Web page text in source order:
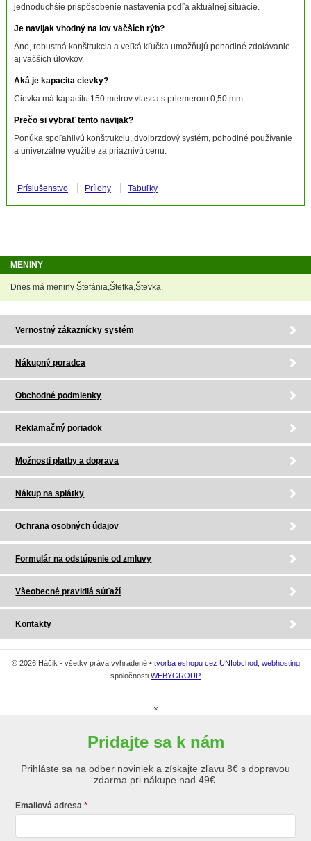
jednoduchšie prispôsobenie nastavenia podľa aktuálnej situácie.
Je navijak vhodný na lov väčších rýb?
Áno, robustná konštrukcia a veľká kľučka umožňujú pohodlné zdolávanie
aj väčších úlovkov.
Aká je kapacita cievky?
Cievka má kapacitu 150 metrov vlasca s priemerom 0,50 mm.
Prečo si vybrať tento navijak?
Ponúka spoľahlivú konštrukciu, dvojbrzdový systém, pohodlné používanie
a univerzálne využitie za priaznivú cenu.
Príslušenstvo Prílohy Tabuľky
MENINY
Dnes má meniny Štefánia,Štefka,Števka.
Vernostný zákaznícky systém
Nákupný poradca
Obchodné podmienky
Reklamačný poriadok
Možnosti platby a doprava
Nákup na splátky
Ochrana osobných údajov
Formulár na odstúpenie od zmluvy
Všeobecné pravidlá súťaží
Kontakty
© 2026 Háčik - všetky práva vyhradené • tvorba eshopu cez UNIobchod, webhosting
spoločnosti WEBYGROUP
×
Pridajte sa k nám
Prihláste sa na odber noviniek a získajte zľavu 8€ s dopravou
zdarma pri nákupe nad 49€.
Emailová adresa